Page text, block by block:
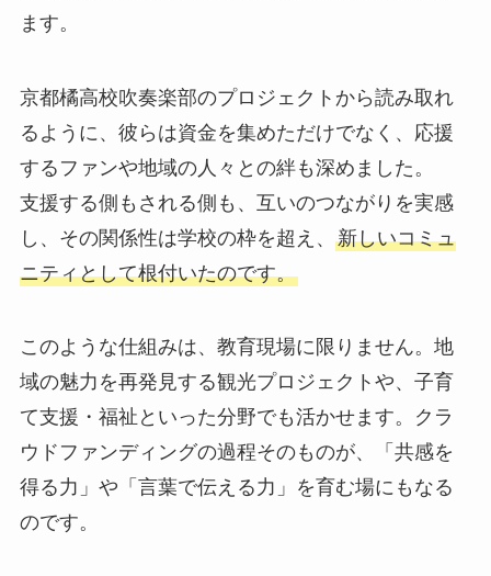
ます。
京都橘高校吹奏楽部のプロジェクトから読み取れ
るように、彼らは資金を集めただけでなく、応援
するファンや地域の人々との絆も深めました。
支援する側もされる側も、互いのつながりを実感
し、その関係性は学校の枠を超え、 新しいコミュ
ニティとして根付いたのです。
このような仕組みは、教育現場に限りません。地
域の魅力を再発見する観光プロジェクトや、子育
て支援・福祉といった分野でも活かせます。クラ
ウドファンディングの過程そのものが、「共感を
得る力」や「言葉で伝える力」を育む場にもなる
のです。